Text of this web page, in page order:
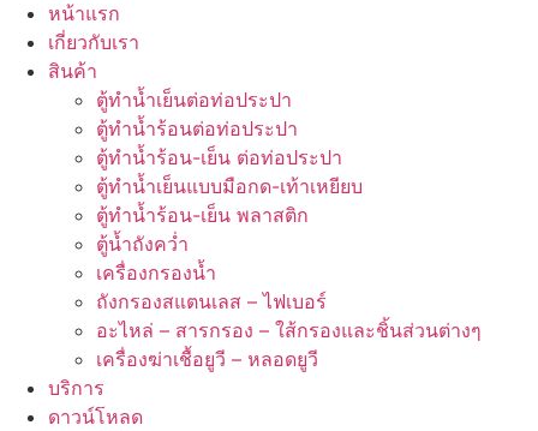
หน้าแรก
เกี่ยวกับเรา
สินค้า
ตู้ทำน้ำเย็นต่อท่อประปา
ตู้ทำน้ำร้อนต่อท่อประปา
ตู้ทำน้ำร้อน-เย็น ต่อท่อประปา
ตู้ทำน้ำเย็นแบบมือกด-เท้าเหยียบ
ตู้ทำน้ำร้อน-เย็น พลาสติก
ตู้น้ำถังคว่ำ
เครื่องกรองน้ำ
ถังกรองสแตนเลส – ไฟเบอร์
อะไหล่ – สารกรอง – ใส้กรองและชิ้นส่วนต่างๆ
เครื่องฆ่าเชื้อยูวี – หลอดยูวี
บริการ
ดาวน์โหลด